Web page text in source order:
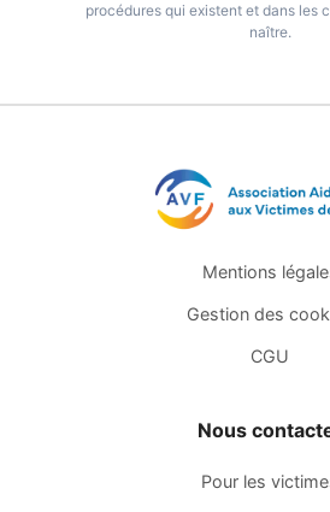
procédures qui existent et dans les
naître.
Mentions
Gestion des
CGU
Nous
Pour les